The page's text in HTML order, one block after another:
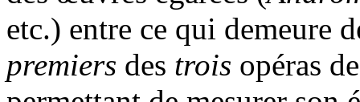
etc.) entre ce qui demeure
premiers des trois opéras